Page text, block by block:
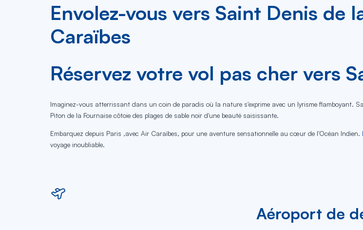
Envolez-vous vers Saint Denis de
Caraïbes
Réservez votre vol pas cher vers
Imaginez-vous atterrissant dans un coin de paradis où la nature s'exprime avec un lyrisme flamboyant.
Piton de la Fournaise côtoie des plages de sable noir d'une beauté saisissante.
Embarquez depuis Paris ,avec Air Caraïbes, pour une aventure sensationnelle au cœur de l'Océan Indien.
voyage inoubliable.
Aéroport de